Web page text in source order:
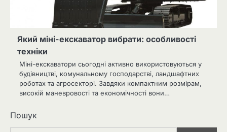
Який міні-екскаватор вибрати: особливості
техніки
Міні-екскаватори сьогодні активно використовуються у
будівництві, комунальному господарстві, ландшафтних
роботах та агросекторі. Завдяки компактним розмірам,
високій маневровості та економічності вони…
Пошук